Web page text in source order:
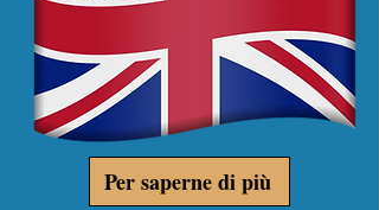
Per saperne di più